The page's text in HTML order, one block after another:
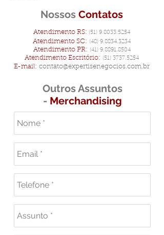
Nossos Contatos
Atendimento RS: (51) 9.8033.5254
Atendimento SC: (48) 9.8834.3234
Atendimento PR: (41) 9.8891.8504
Atendimento Escritório: (51) 3737.5254
E-mail: contato@expertisenegocios.com.br
Outros Assuntos
- Merchandising